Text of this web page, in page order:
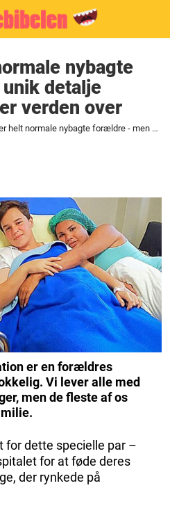
nybagte
detalje
verden over
Par ligner helt normale nybagte forældre - men unik detalje skaber reaktioner verden over
er en forældres
Vi lever alle med
men de fleste af os
dette specielle par –
for at føde deres
der rynkede på